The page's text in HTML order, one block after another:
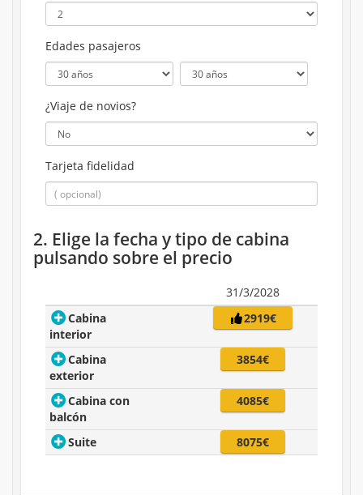
Edades pasajeros
¿Viaje de novios?
Tarjeta fidelidad
2. Elige la fecha y tipo de cabina
pulsando sobre el precio
31/3/2028
Cabina
interior
2919€
Cabina
exterior
3854€
Cabina con
balcón
4085€
Suite 8075€